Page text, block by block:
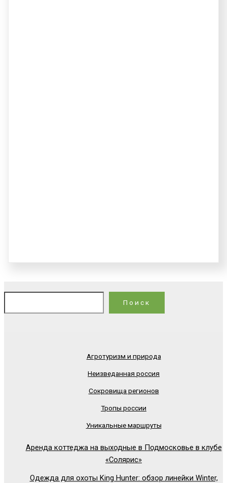
Поиск
Агротуризм и природа
Неизведанная россия
Сокровища регионов
Тропы россии
Уникальные маршруты
Аренда коттеджа на выходные в Подмосковье в клубе
«Солярис»
Одежда для охоты King Hunter: обзор линейки Winter,